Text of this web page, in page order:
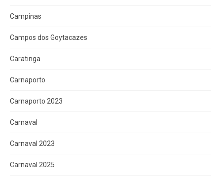
Campinas
Campos dos Goytacazes
Caratinga
Carnaporto
Carnaporto 2023
Carnaval
Carnaval 2023
Carnaval 2025